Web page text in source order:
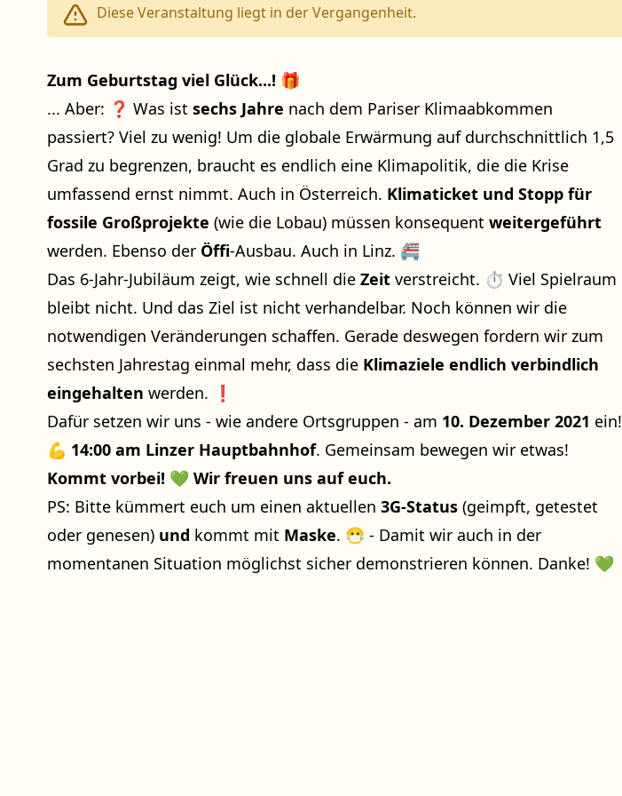
Diese Veranstaltung liegt in der Vergangenheit.
Zum Geburtstag viel Glück...! 🎁
... Aber: ❓ Was ist sechs Jahre nach dem Pariser Klimaabkommen
passiert? Viel zu wenig! Um die globale Erwärmung auf durchschnittlich 1,5
Grad zu begrenzen, braucht es endlich eine Klimapolitik, die die Krise
umfassend ernst nimmt. Auch in Österreich. Klimaticket und Stopp für
fossile Großprojekte (wie die Lobau) müssen konsequent weitergeführt
werden. Ebenso der Öffi-Ausbau. Auch in Linz. 🚝
Das 6-Jahr-Jubiläum zeigt, wie schnell die Zeit verstreicht. ⏱️ Viel Spielraum
bleibt nicht. Und das Ziel ist nicht verhandelbar. Noch können wir die
notwendigen Veränderungen schaffen. Gerade deswegen fordern wir zum
sechsten Jahrestag einmal mehr, dass die Klimaziele endlich verbindlich
eingehalten werden. ❗
Dafür setzen wir uns - wie andere Ortsgruppen - am 10. Dezember 2021 ein!
💪 14:00 am Linzer Hauptbahnhof. Gemeinsam bewegen wir etwas!
Kommt vorbei! 💚 Wir freuen uns auf euch.
PS: Bitte kümmert euch um einen aktuellen 3G-Status(geimpft, getestet
oder genesen) und kommt mit Maske. 😷 - Damit wir auch in der
momentanen Situation möglichst sicher demonstrieren können. Danke! 💚